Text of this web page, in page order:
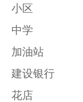
小区
中学
加油站
建设银行
花店